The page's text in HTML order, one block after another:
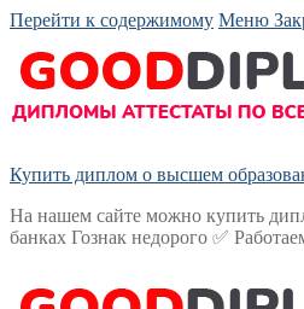
Перейти к содержимому Меню
Купить диплом о высшем
На нашем сайте можно купить
банках Гознак недорого ✅